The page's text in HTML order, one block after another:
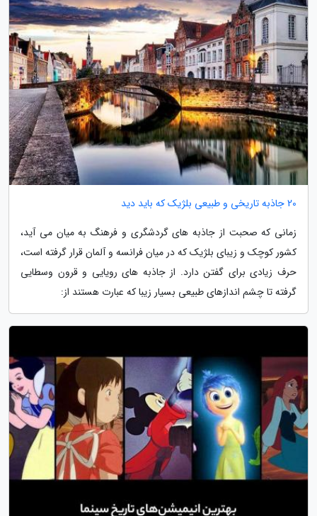
20 جاذبه تاریخی و طبیعی بلژیک که باید دید
زمانی که صحبت از جاذبه های گردشگری و فرهنگ به میان می آید،
کشور کوچک و زیبای بلژیک که در میان فرانسه و آلمان قرار گرفته است،
حرف زیادی برای گفتن دارد. از جاذبه های رویایی و قرون وسطایی
گرفته تا چشم اندازهای طبیعی بسیار زیبا که عبارت هستند از: